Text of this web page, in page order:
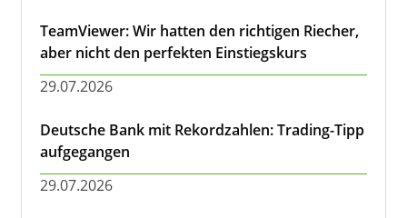
TeamViewer: Wir hatten den richtigen Riecher,
aber nicht den perfekten Einstiegskurs
29.07.2026
Deutsche Bank mit Rekordzahlen: Trading-Tipp
aufgegangen
29.07.2026